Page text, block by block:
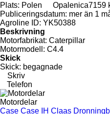
Plats: Polen Opalenica7159
Publiceringsdatum: mer än 1
Agroline ID: YK50388
Beskrivning
Motorfabrikat: Caterpillar
Motormodell: C4.4
Skick
Skick: begagnade
Skriv
Telefon
Motordelar
Case Case IH Claas